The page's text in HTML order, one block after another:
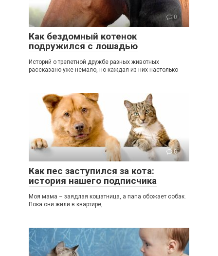
0
Как бездомный котенок
подружился с лошадью
Историй о трепетной дружбе разных животных
рассказано уже немало, но каждая из них настолько
0
Как пес заступился за кота:
история нашего подписчика
Моя мама – заядлая кошатница, а папа обожает собак.
Пока они жили в квартире,